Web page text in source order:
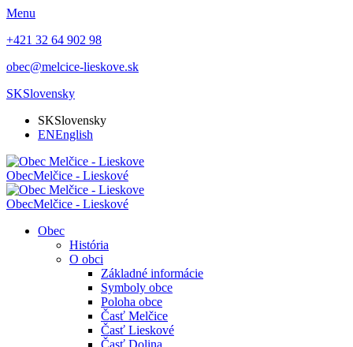
Menu
+421 32 64 902 98
obec@melcice-lieskove.sk
SKSlovensky
SKSlovensky
ENEnglish
ObecMelčice - Lieskové
ObecMelčice - Lieskové
Obec
História
O obci
Základné informácie
Symboly obce
Poloha obce
Časť Melčice
Časť Lieskové
Časť Dolina